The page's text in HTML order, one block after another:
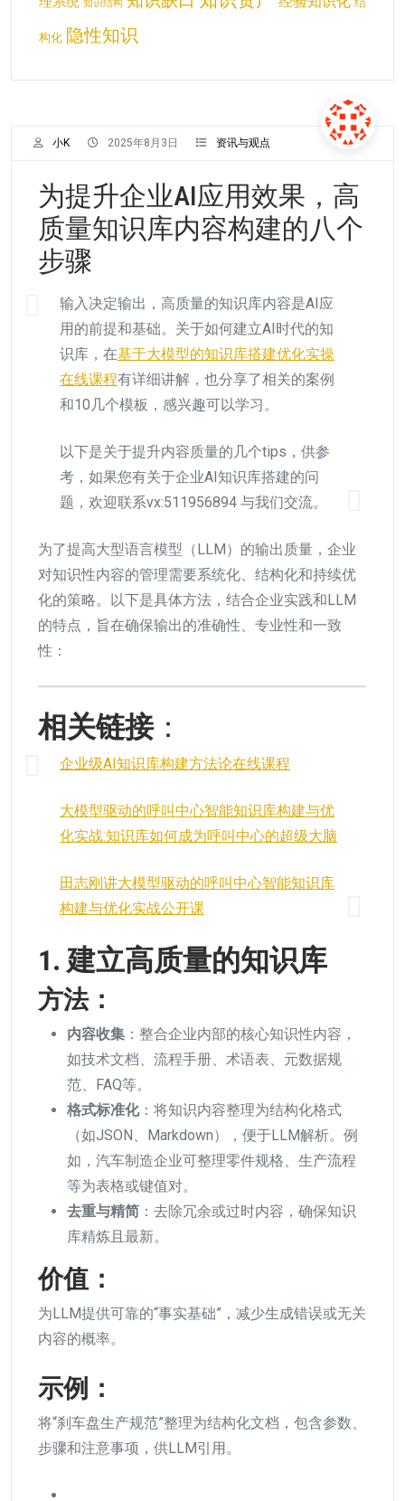
小K 2025年8月3日 资讯与观点
为提升企业AI应用效果，高
质量知识库内容构建的八个
步骤
输入决定输出，高质量的知识库内容是AI应
用的前提和基础。关于如何建立AI时代的知
识库，在基于大模型的知识库搭建优化实操
在线课程有详细讲解，也分享了相关的案例
和10几个模板，感兴趣可以学习。
以下是关于提升内容质量的几个tips，供参
考，如果您有关于企业AI知识库搭建的问
题，欢迎联系vx:511956894 与我们交流。
为了提高大型语言模型（LLM）的输出质量，企业
对知识性内容的管理需要系统化、结构化和持续优
化的策略。以下是具体方法，结合企业实践和LLM
的特点，旨在确保输出的准确性、专业性和一致
性：
相关链接：
企业级AI知识库构建方法论在线课程
大模型驱动的呼叫中心智能知识库构建与优
化实战:知识库如何成为呼叫中心的超级大脑
田志刚讲大模型驱动的呼叫中心智能知识库
构建与优化实战公开课
1. 建立高质量的知识库
方法：
内容收集 ：整合企业内部的核心知识性内容，
如技术文档、流程手册、术语表、元数据规
范、FAQ等。
格式标准化：将知识内容整理为结构化格式
（如JSON、Markdown），便于LLM解析。例
如，汽车制造企业可整理零件规格、生产流程
等为表格或键值对。
去重与精简 ：去除冗余或过时内容，确保知识
库精炼且最新。
价值：
为LLM提供可靠的“事实基础”，减少生成错误或无关
内容的概率。
示例：
将“刹车盘生产规范”整理为结构化文档，包含参数、
步骤和注意事项，供LLM引用。
知识结构
构化 隐性知识